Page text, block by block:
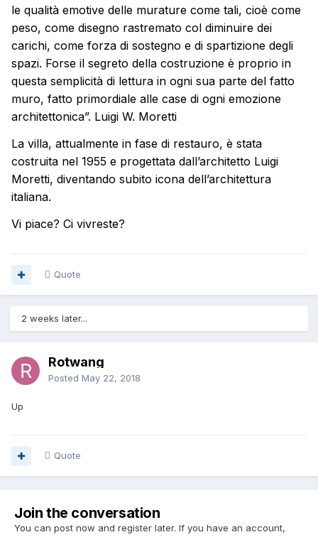
le qualità emotive delle murature come tali, cioè come
peso, come disegno rastremato col diminuire dei
carichi, come forza di sostegno e di spartizione degli
spazi. Forse il segreto della costruzione è proprio in
questa semplicità di lettura in ogni sua parte del fatto
muro, fatto primordiale alle case di ogni emozione
architettonica”. Luigi W. Moretti
La villa, attualmente in fase di restauro, è stata
costruita nel 1955 e progettata dall’architetto Luigi
Moretti, diventando subito icona dell’architettura
italiana.
Vi piace? Ci vivreste?
Quote
2 weeks later...
Rotwang
Posted May 22, 2018
Up
Quote
Join the conversation
You can post now and register later. If you have an account,